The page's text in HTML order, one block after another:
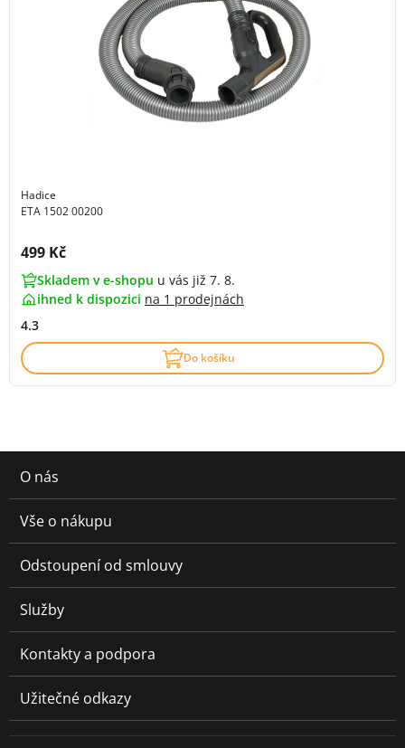
Hadice
ETA 1502 00200
Cena s DPH:
499 Kč
Skladem v e-shopu u vás již 7. 8.
ihned k dispozici na 1 prodejnách
4.3
Do košíku
O nás
Vše o nákupu
Odstoupení od smlouvy
Služby
Kontakty a podpora
Užitečné odkazy